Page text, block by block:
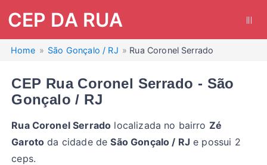
CEP DA RUA
Home São Gonçalo / RJ Rua Coronel Serrado
CEP Rua Coronel Serrado - São
Gonçalo / RJ
Rua Coronel Serrado localizada no bairro Zé
Garoto da cidade deSão Gonçalo / RJ e possui 2
ceps.